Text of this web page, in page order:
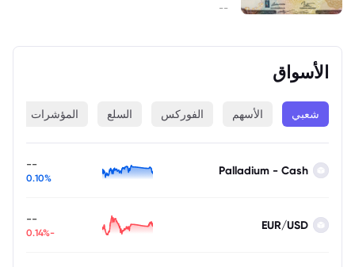
--
الأسواق
شعبي الأسهم الفوركس السلع المؤشرات
Palladium - Cash
--
0.10%
EUR/USD
--
-0.14%